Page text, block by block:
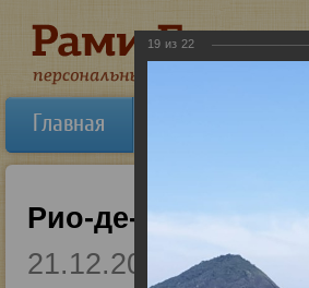
Главная
Рио-де-Жанейро,
21.12.2019
19 из 22